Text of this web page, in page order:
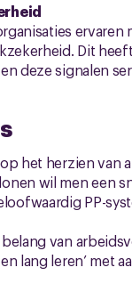
Dit
deze signalen
het herzien van
wil men een
PP-
van
lang leren’ met